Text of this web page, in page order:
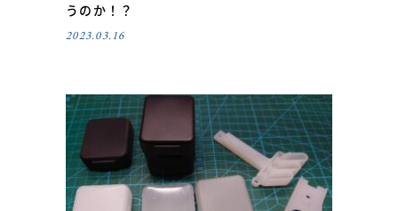
うのか！？
2023.03.16